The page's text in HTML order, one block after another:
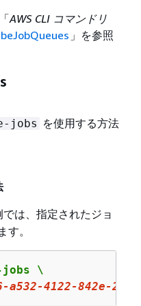
AWS CLI コマンドリ
」を参照
jobs を使用する方法
では、指定されたジョ
。
jobs \
-a532-4122-842e-2